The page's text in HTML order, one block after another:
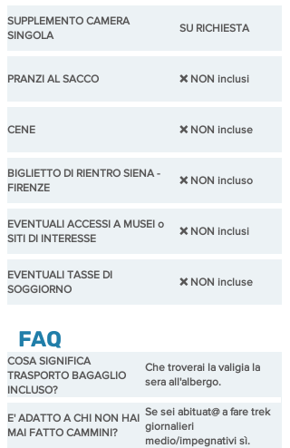
SUPPLEMENTO CAMERA
SINGOLA
SU RICHIESTA
PRANZI AL SACCO ❌ NON inclusi
CENE ❌ NON incluse
BIGLIETTO DI RIENTRO SIENA -
FIRENZE
❌ NON incluso
EVENTUALI ACCESSI A MUSEI o
SITI DI INTERESSE
❌ NON inclusi
EVENTUALI TASSE DI
SOGGIORNO
❌ NON incluse
FAQ
COSA SIGNIFICA
TRASPORTO BAGAGLIO
INCLUSO?
Che troverai la valigia la
sera all'albergo.
E' ADATTO A CHI NON HAI
MAI FATTO CAMMINI?
Se sei abituat@ a fare trek
giornalieri
medio/impegnativi sì.